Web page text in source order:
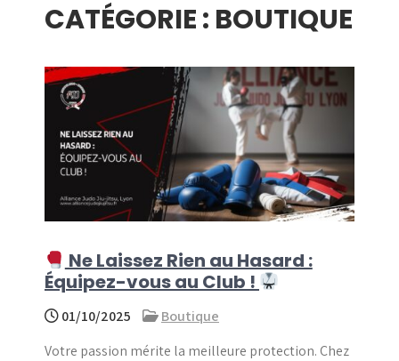
menu
CATÉGORIE : BOUTIQUE
Ne Laissez Rien au Hasard :
Équipez-vous au Club !
01/10/2025
Boutique
Votre passion mérite la meilleure protection. Chez